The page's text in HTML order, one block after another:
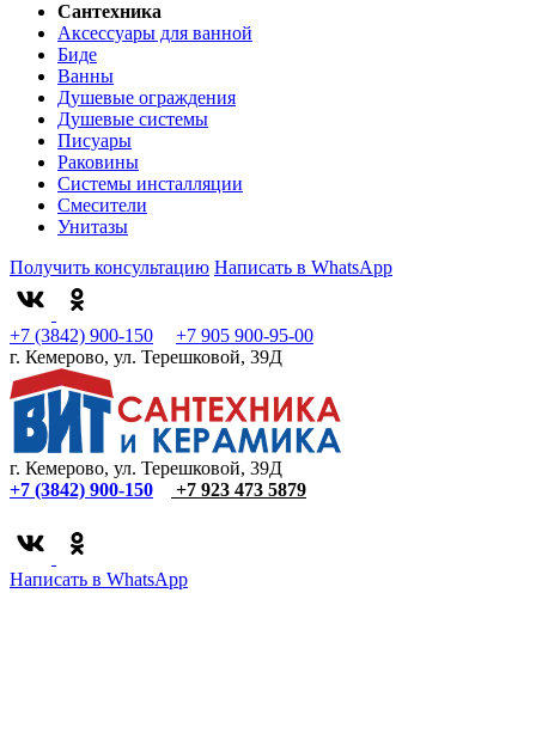
Сантехника
Аксессуары для ванной
Биде
Ванны
Душевые ограждения
Душевые системы
Писуары
Раковины
Системы инсталляции
Смесители
Унитазы
Получить консультацию Написать в WhatsApp
+7 (3842) 900-150
+7 905 900-95-00
г. Кемерово, ул. Терешковой, 39Д
г. Кемерово, ул. Терешковой, 39Д
+7 (3842) 900-150
+7 923 473 5879
Написать в WhatsApp